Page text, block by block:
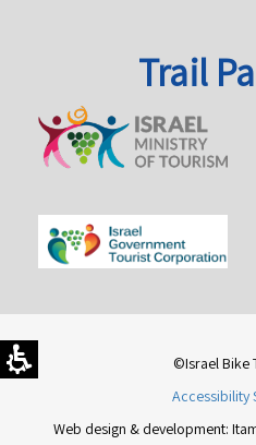
Trail
©Israel Bike
Accessibility
Web design & development: